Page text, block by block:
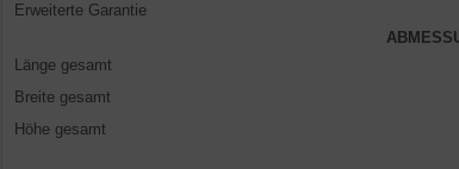
Erweiterte Garantie
Länge gesamt
Breite gesamt
Höhe gesamt